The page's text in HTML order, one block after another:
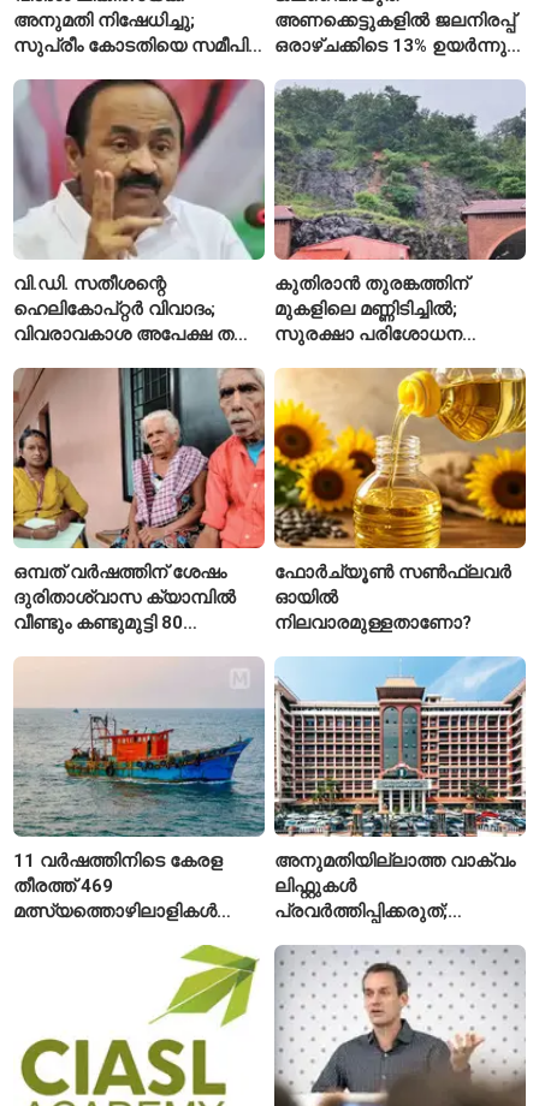
അനുമതി നിഷേധിച്ചു;
സുപ്രീം കോടതിയെ സമീപിച്ച്
അണക്കെട്ടുകളിൽ ജലനിരപ്പ്
ഒരാഴ്ചക്കിടെ 13% ഉയർന്നു;
ഇപ്പോഴും കുറവ്
വി.ഡി. സതീശന്റെ
ഹെലികോപ്റ്റർ വിവാദം;
വിവരാവകാശ അപേക്ഷ തള്ളി
കുതിരാൻ തുരങ്കത്തിന്
മുകളിലെ മണ്ണിടിച്ചിൽ;
സുരക്ഷാ പരിശോധന
ഒമ്പത് വർഷത്തിന് ശേഷം
ദുരിതാശ്വാസ ക്യാമ്പിൽ
വീണ്ടും കണ്ടുമുട്ടി 80
ഫോർച്യൂൺ സൺഫ്ലവർ
ഓയിൽ
നിലവാരമുള്ളതാണോ?
11 വർഷത്തിനിടെ കേരള
തീരത്ത് 469
മത്സ്യത്തൊഴിലാളികൾ
കാണാതായി, 47,773 പേരെ
അനുമതിയില്ലാത്ത വാക്വം
ലിഫ്റ്റുകൾ
പ്രവർത്തിപ്പിക്കരുത്;
അനുമതിയില്ലാത്ത
ലിഫ്റ്റുകൾക്ക്
ഹൈക്കോടതിയുടെ വിലക്ക്